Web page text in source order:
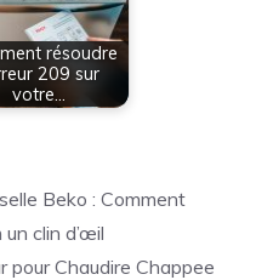
résoudre
209 sur
votre…
Beko : Comment
clin d’œil
pour Chaudire Chappee